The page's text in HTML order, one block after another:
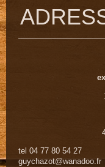
tel 04 77 80